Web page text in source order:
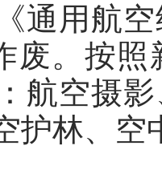
通用航
废。按
航空摄
护林、空